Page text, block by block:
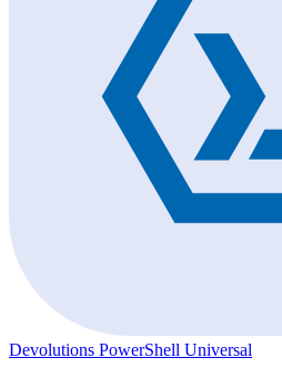
Devolutions PowerShell Universal